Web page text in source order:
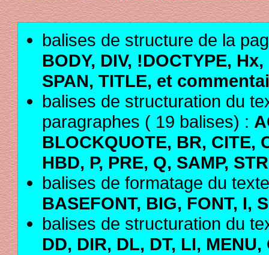
balises de structure de la
BODY, DIV, !DOCTYPE,
SPAN, TITLE, et
balises de structuration du
paragraphes ( 19 balises) :
BLOCKQUOTE, BR, CITE,
HBD, P, PRE, Q, SAMP,
balises de formatage du
BASEFONT, BIG, FONT, I,
balises de structuration du
DD, DIR, DL, DT, LI, MENU,